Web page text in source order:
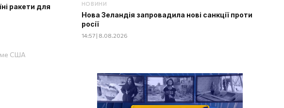
ракети для
США
НОВИНИ
Нова Зеландія запровадила нові санкції проти
росії
14:57 | 8.08.2026